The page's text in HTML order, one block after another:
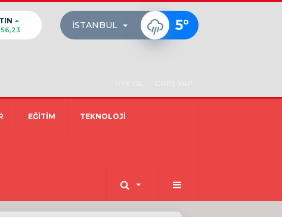
İSTANBUL 5°
EĞİTİM TEKNOLOJİ